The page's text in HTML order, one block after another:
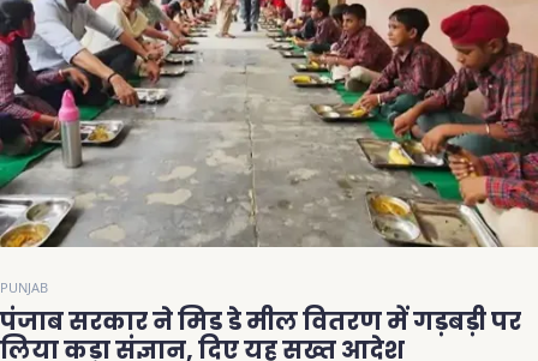
PUNJAB
पंजाब सरकार ने मिड डे मील वितरण में गड़बड़ी पर
लिया कड़ा संज्ञान, दिए यह सख्त आदेश